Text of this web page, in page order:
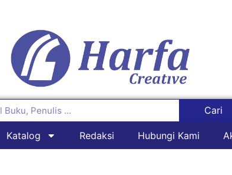
Cari
Katalog Redaksi Hubungi Kami